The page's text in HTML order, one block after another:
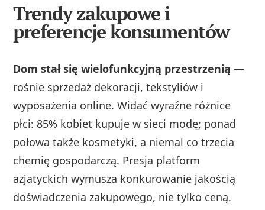
Trendy zakupowe i
preferencje konsumentów
Dom stał się wielofunkcyjną przestrzenią —
rośnie sprzedaż dekoracji, tekstyliów i
wyposażenia online. Widać wyraźne różnice
płci: 85% kobiet kupuje w sieci modę; ponad
połowa także kosmetyki, a niemal co trzecia
chemię gospodarczą. Presja platform
azjatyckich wymusza konkurowanie jakością
doświadczenia zakupowego, nie tylko ceną.